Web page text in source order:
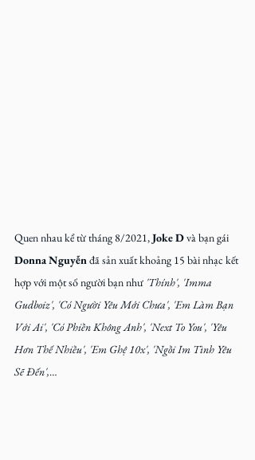
Quen nhau kể từ tháng 8/2021, Joke D và bạn gái
Donna Nguyễn đã sản xuất khoảng 15 bài nhạc kết
hợp với một số người bạn như 'Thính', 'Imma
Gudboiz', 'Có Người Yêu Mới Chưa', 'Em Làm Bạn
Với Ai', 'Có Phiền Không Anh', 'Next To You', 'Yêu
Hơn Thế Nhiều', 'Em Ghệ 10x', 'Ngồi Im Tình Yêu
Sẽ Đến',…